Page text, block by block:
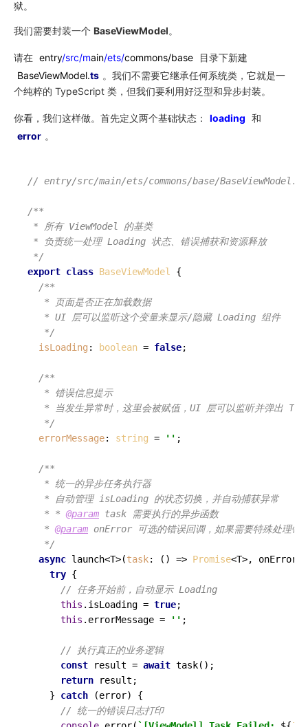
狱。
我们需要封装一个 BaseViewModel。
请在 entry/src/main/ets/commons/base
目录下新建
BaseViewModel.ts 。我们不需要它继承任何系统类，它就是一
个纯粹的 TypeScript 类，但我们要利用好泛型和异步封装。
你看，我们这样做。首先定义两个基础状态： loading 和
error 。
// entry/src/main/ets/commons/base/BaseViewModel.ts
/**
* 所有 ViewModel 的基类
* 负责统一处理 Loading 状态、错误捕获和资源释放
*/
export class BaseViewModel
{
/**
   * 页面是否正在加载数据
   * UI 层可以监听这个变量来显示/隐藏 Loading 组件
   */
isLoading : boolean = false;
/**
   * 错误信息提示
* 当发生异常时，这里会被赋值，UI 层可以监听并弹出
   */
errorMessage: string = '' ;
/**
   * 统一的异步任务执行器
   * 自动管理 isLoading 的状态切换，并自动捕获异常
   * *
@param task 需要执行的异步函数
   *
@param onError 可选的错误回调，如果需要特殊处理错
   */
async launch<T>(task: () => Promise<T>,
try {
// 任务开始前，自动显示 Loading
this . isLoading = true;
this . errorMessage = '' ;
// 执行真正的业务逻辑
const result = await task();
return result;
    }
catch (error) {
// 统一的错误日志打印